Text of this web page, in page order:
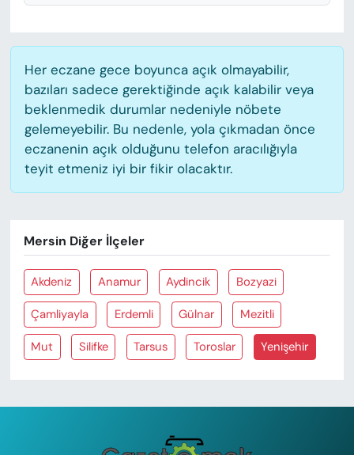
Her eczane gece boyunca açık olmayabilir,
bazıları sadece gerektiğinde açık kalabilir veya
beklenmedik durumlar nedeniyle nöbete
gelemeyebilir. Bu nedenle, yola çıkmadan önce
eczanenin açık olduğunu telefon aracılığıyla
teyit etmeniz iyi bir fikir olacaktır.
Mersin Diğer İlçeler
Akdeniz Anamur Aydincik Bozyazi
Çamliyayla Erdemli Gülnar Mezitli
Mut Silifke Tarsus Toroslar Yenişehir